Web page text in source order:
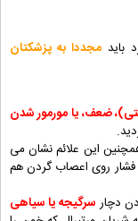
باید مجددا به پزشکتان
ضعف، یا مورمور شدن
این علائم نشان می
فشار روی اعصاب گردن هم
دچار سرگیجه یا سیاهی